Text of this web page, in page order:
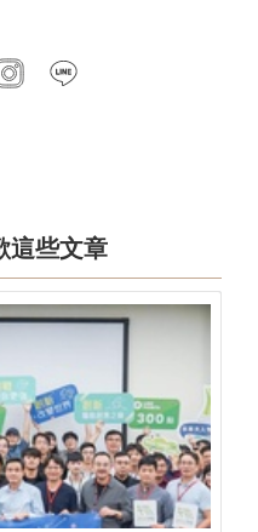
instagram
這些文章